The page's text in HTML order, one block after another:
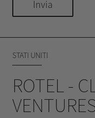
STATI UNITI
ROTEL -